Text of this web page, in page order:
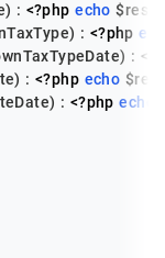
:
<?php echo
:
<?php
:
:
<?php echo
:
<?php echo